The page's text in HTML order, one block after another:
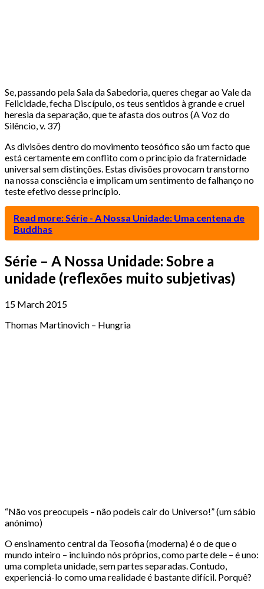
Se, passando pela Sala da Sabedoria, queres chegar ao Vale da
Felicidade, fecha Discípulo, os teus sentidos à grande e cruel
heresia da separação, que te afasta dos outros (A Voz do
Silêncio, v. 37)
As divisões dentro do movimento teosófico são um facto que
está certamente em conflito com o princípio da fraternidade
universal sem distinções. Estas divisões provocam transtorno
na nossa consciência e implicam um sentimento de falhanço no
teste efetivo desse princípio.
Read more: Série - A Nossa Unidade: Uma centena de
Buddhas
Série – A Nossa Unidade: Sobre a
unidade (reflexões muito subjetivas)
15 March 2015
Thomas Martinovich – Hungria
“Não vos preocupeis – não podeis cair do Universo!” (um sábio
anónimo)
O ensinamento central da Teosofia (moderna) é o de que o
mundo inteiro – incluindo nós próprios, como parte dele – é uno:
uma completa unidade, sem partes separadas. Contudo,
experienciá-lo como uma realidade é bastante difícil. Porquê?